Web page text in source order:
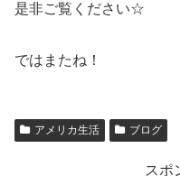
是非ご覧ください☆
ではまたね！
アメリカ生活 ブログ
スポ